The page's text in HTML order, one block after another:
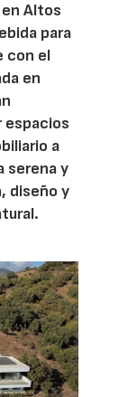
Altos
para
con el
en
espacios
a
serena y
diseño y